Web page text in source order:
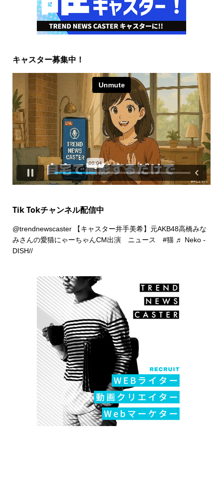
キャスター募集中！
Tik Tokチャンネル配信中
@trendnewscaster【キャスター井手美希】元AKB48高橋みな
みさんの愛猫にゃーちゃんCM出演 ニュース #猫 ♬ Neko -
DISH//